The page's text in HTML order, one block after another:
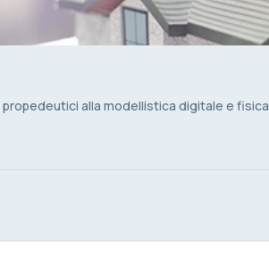
alla modellistica digitale e fisica